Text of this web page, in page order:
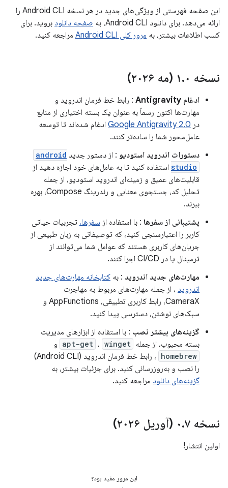
این صفحه فهرستی از ویژگی‌های جدید در هر نسخه Android CLI را
ارائه می‌دهد. برای دانلود Android CLI، به
صفحه دانلود بروید. برای
کسب اطلاعات بیشتر، به مرور کلی Android CLI مراجعه کنید.
نسخه ۱ .۰ (مه ۲۰۲۶)
ادغام Antigravity
: رابط خط فرمان اندروید و
مهارت‌ها اکنون رسماً به عنوان یک بسته اختیاری از منابع
در Google Antigravity 2.0 ادغام شده‌اند تا توسعه
عامل‌محور شما را ساده‌تر کنند.
دستورات اندروید استودیو : از دستور جدید android
studio استفاده کنید تا به عامل‌های خود اجازه دهید از
قابلیت‌های عمیق و زمینه‌ای اندروید استودیو، از جمله
تحلیل کد، جستجوی معنایی و رندرینگ Compose، بهره
ببرند.
پشتیبانی از سفرها : با استفاده از سفرها، تجربیات حیاتی
کاربر را اعتبارسنجی کنید، که توصیفاتی به زبان طبیعی از
جریان‌های کاربری هستند که عوامل شما می‌توانند از
ترمینال یا در CI/CD اجرا کنند.
مهارت‌های جدید اندروید : به کتابخانه مهارت‌های جدید
اندروید ، از جمله مهارت‌های مربوط به مهاجرت
CameraX، رابط کاربری تطبیقی، AppFunctions و
سبک‌های نوشتن، دسترسی پیدا کنید.
گزینه‌های بیشتر نصب : با استفاده از ابزارهای مدیریت
بسته محبوب، از جمله
apt-get ، winget و
homebrew
، رابط خط فرمان اندروید (Android CLI)
را نصب و به‌روزرسانی کنید. برای جزئیات بیشتر، به
گزینه‌های دانلود مراجعه کنید.
نسخه ۰ .۷ (آوریل ۲۰۲۶)
اولین انتشار!
این مرور مفید بود؟